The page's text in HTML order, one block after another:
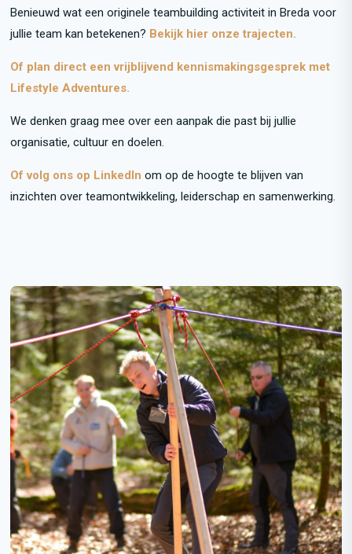
Benieuwd wat een originele teambuilding activiteit in Breda voor
jullie team kan betekenen? Bekijk hier onze trajecten.
Of plan direct een vrijblijvend kennismakingsgesprek met
Lifestyle Adventures.
We denken graag mee over een aanpak die past bij jullie
organisatie, cultuur en doelen.
Of volg ons op LinkedIn om op de hoogte te blijven van
inzichten over teamontwikkeling, leiderschap en samenwerking.